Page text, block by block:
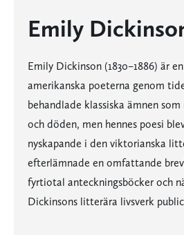
Emily
Emily Dickinson (1830–1886) är
amerikanska poeterna genom
behandlade klassiska ämnen
och döden, men hennes poesi
nyskapande i den viktorianska
efterlämnade en omfattande
fyrtiotal anteckningsböcker och
Dickinsons litterära livsverk